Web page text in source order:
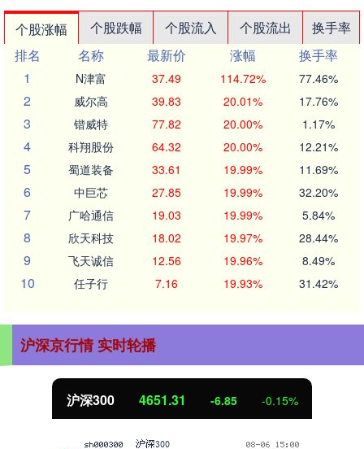
个股涨幅 个股跌幅 个股流入 个股流出
换手率
排名
名称 最新价 涨幅
换手率
1
N津富 37.49 114.72% 77.46%
2 威尔高 39.83 20.01% 17.76%
3 锴威特 77.82 20.00% 1.17%
4 科翔股份 64.32 20.00% 12.21%
5 蜀道装备 33.61 19.99% 11.69%
6 中巨芯 27.85 19.99% 32.20%
7 广哈通信 19.03 19.99% 5.84%
8 欣天科技 18.02 19.97% 28.44%
9 飞天诚信 12.56 19.96% 8.49%
10 任子行 7.16 19.93% 31.42%
沪深京行情 实时轮播
沪深300 4651.31 -6.85 -0.15%